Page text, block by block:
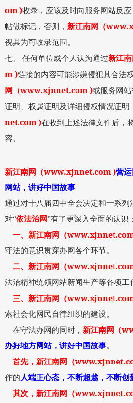
om )收录，应该及时向服务网站反
帖做标记，否则， 新江南网 （
视其为可收录范围。
七、
任何单位或个人认为通过新江南
m )链接的内容可能涉嫌侵犯其合法
网
（www.xjnnet.com )或服务网
证明、权属证明及详细侵权情况证明
net.com )在收到上述法律文件后，
容。
新江南网 （www.xjnnet.com )营
网站，讲好中国故事
通过对十八届四中全会决定和一系列
对“依法治网”有了更深入全面的认识：
一、 新江南网 （
守法的意识贯穿办网各个环节。
二、 新江南网 （
法治精神统领网站新闻生产等各项工
三、 新江南网 （
索社会化网民自律组织的建设。
在守法办网的同时， 新江南网 （
办好地方网站，讲好中国故事。
首先， 新江南网 （
作的 人端正心态，不断超越，不断创
其次， 新江南网 （